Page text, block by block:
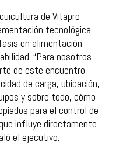
de Vitapro
tecnológica
en alimentación
“Para nosotros
de este encuentro,
de carga, ubicación,
y sobre todo, cómo
para el control de
influye directamente
el ejecutivo.